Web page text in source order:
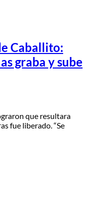
Caballito:
graba y sube
que resultara
fue liberado. “Se